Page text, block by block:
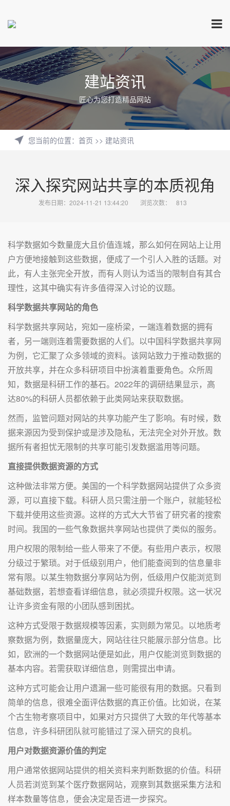
建站资讯
匠心为您打造精品网站
您当前的位置： 首页 >> 建站资讯
深入探究网站共享的本质视角
发布日期：2024-11-21 13:44:20 浏览次数： 813
科学数据如今数量庞大且价值连城，那么如何在网站上让用
户方便地接触到这些数据，便成了一个引人入胜的话题。对
此，有人主张完全开放，而有人则认为适当的限制自有其合
理性，这其中确实有许多值得深入讨论的议题。
科学数据共享网站的角色
科学数据共享网站，宛如一座桥梁，一端连着数据的拥有
者，另一端则连着需要数据的人们。以中国科学数据共享网
为例，它汇聚了众多领域的资料。该网站致力于推动数据的
开放共享，并在众多科研项目中扮演着重要角色。众所周
知，数据是科研工作的基石。2022年的调研结果显示，高
达80%的科研人员都依赖于此类网站来获取数据。
然而，监管问题对网站的共享功能产生了影响。有时候，数
据来源因为受到保护或是涉及隐私，无法完全对外开放。数
据所有者担忧无限制的共享可能引发数据滥用等问题。
直接提供数据资源的方式
这种做法非常方便。美国的一个科学数据网站提供了众多资
源，可以直接下载。科研人员只需注册一个账户，就能轻松
下载并使用这些资源。这样的方式大大节省了研究者的搜索
时间。我国的一些气象数据共享网站也提供了类似的服务。
用户权限的限制给一些人带来了不便。有些用户表示，权限
分级过于繁琐。对于低级别用户，他们能查阅到的信息量非
常有限。以某生物数据分享网站为例，低级用户仅能浏览到
基础数据，若想查看详细信息，就必须提升权限。这一状况
让许多资金有限的小团队感到困扰。
这种方式受限于数据规模等因素，实则颇为常见。以地质考
察数据为例，数据量庞大，网站往往只能展示部分信息。比
如，欧洲的一个数据网站便是如此，用户仅能浏览到数据的
基本内容。若需获取详细信息，则需提出申请。
这种方式可能会让用户遗漏一些可能很有用的数据。只看到
简单的信息，很难全面评估数据的真正价值。比如说，在某
个古生物考察项目中，如果对方只提供了大致的年代等基本
信息，许多科研团队就可能错过了深入研究的良机。
用户对数据资源价值的判定
用户通常依据网站提供的相关资料来判断数据的价值。科研
人员若浏览到某个医疗数据网站，观察到其数据采集方法和
样本数量等信息，便会决定是否进一步探究。